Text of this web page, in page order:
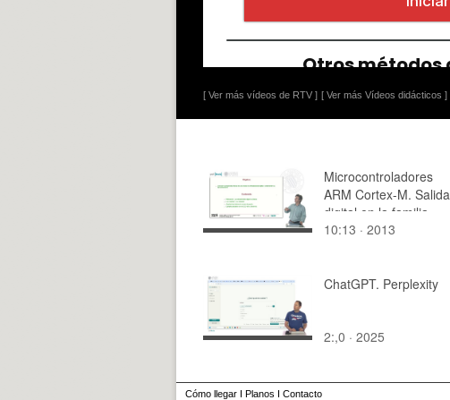
[ Ver más vídeos de RTV ] [ Ver más Vídeos didácticos ]
Microcontroladores
ARM Cortex-M. Salida
digital en la familia
STM32Fx de St
10:13 · 2013
ChatGPT. Perplexity
2:,0 · 2025
Cómo llegar I Planos I Contacto